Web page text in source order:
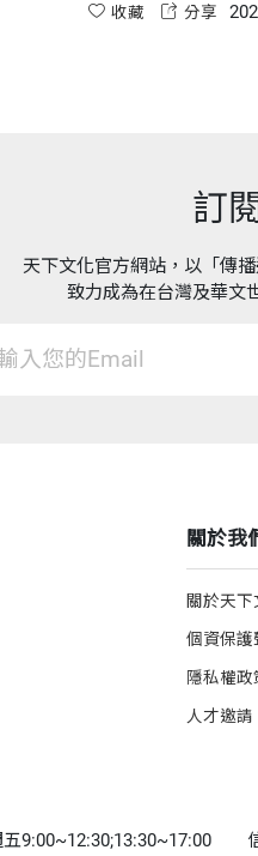
戰，臺灣北醫大體系
收藏 分享
訂
天下文化官方網站，以「傳
致力成為在台灣及華文
關於我
關於天下
個資保護
隱私權政
人才邀請
9:00~12:30;13:30~17:00